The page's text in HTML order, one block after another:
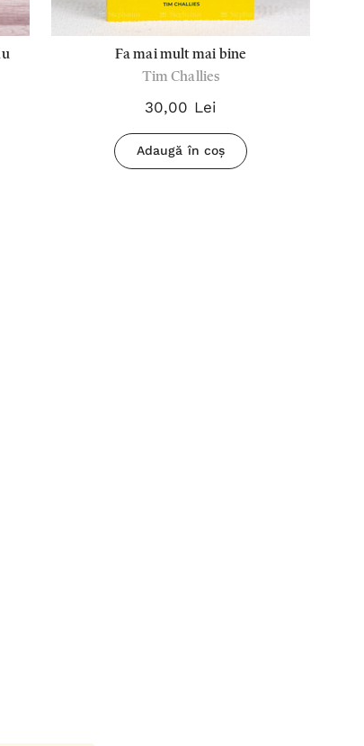
Fa mai mult mai bine
Tim Challies
30,00 Lei
Adaugă în coș